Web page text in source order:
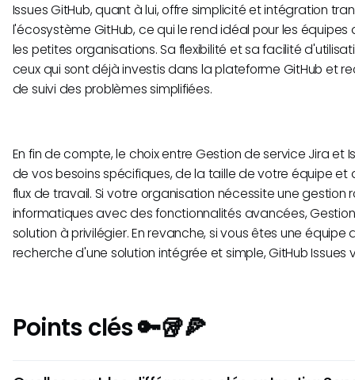
Issues GitHub, quant à lui, offre simplicité et intégration
l'écosystème GitHub, ce qui le rend idéal pour les
les petites organisations. Sa flexibilité et sa facilité
ceux qui sont déjà investis dans la plateforme GitHub et
de suivi des problèmes simplifiées.
En fin de compte, le choix entre Gestion de service Jira et
de vos besoins spécifiques, de la taille de votre équipe
flux de travail. Si votre organisation nécessite une gestion
informatiques avec des fonctionnalités avancées,
solution à privilégier. En revanche, si vous êtes une
recherche d'une solution intégrée et simple, GitHub Issues
Points clés 🔑🥡🍕